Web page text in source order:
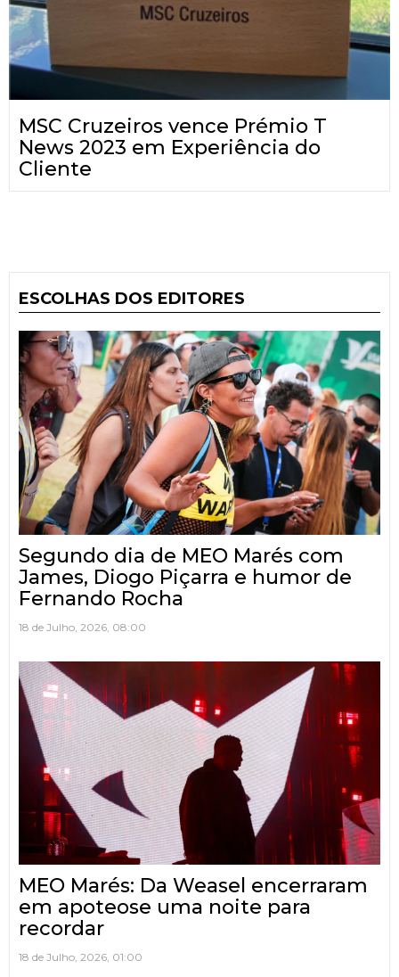
MSC Cruzeiros vence Prémio T
News 2023 em Experiência do
Cliente
ESCOLHAS DOS EDITORES
Segundo dia de MEO Marés com
James, Diogo Piçarra e humor de
Fernando Rocha
18 de Julho, 2026, 08:00
MEO Marés: Da Weasel encerraram
em apoteose uma noite para
recordar
18 de Julho, 2026, 01:00